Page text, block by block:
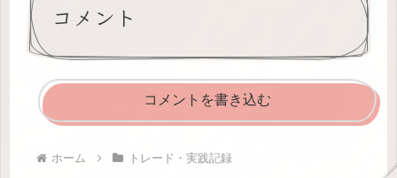
コメント
コメントを書き込む
ホーム トレード・実践記録